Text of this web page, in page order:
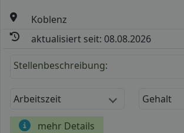
Koblenz
aktualisiert seit: 08.08.2026
Stellenbeschreibung:
Arbeitszeit Gehalt
mehr Details